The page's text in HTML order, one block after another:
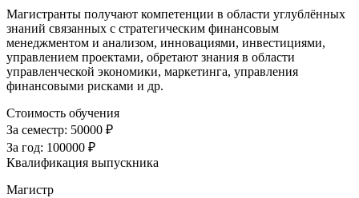
Магистранты получают компетенции в области углублённых
знаний связанных с стратегическим финансовым
менеджментом и анализом, инновациями, инвестициями,
управлением проектами, обретают знания в области
управленческой экономики, маркетинга, управления
финансовыми рисками и др.
Стоимость обучения
За семестр: 50000 ₽
За год: 100000 ₽
Квалификация выпускника
Магистр